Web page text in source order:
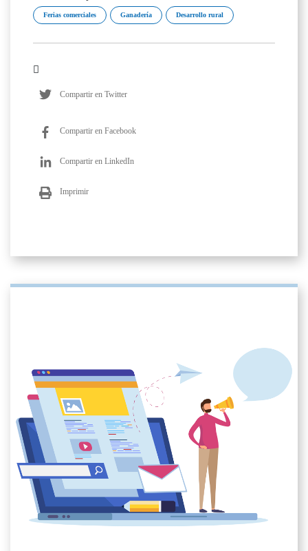
Ferias comerciales Ganadería Desarrollo rural
Compartir en Twitter
Compartir en Facebook
Compartir en LinkedIn
Imprimir